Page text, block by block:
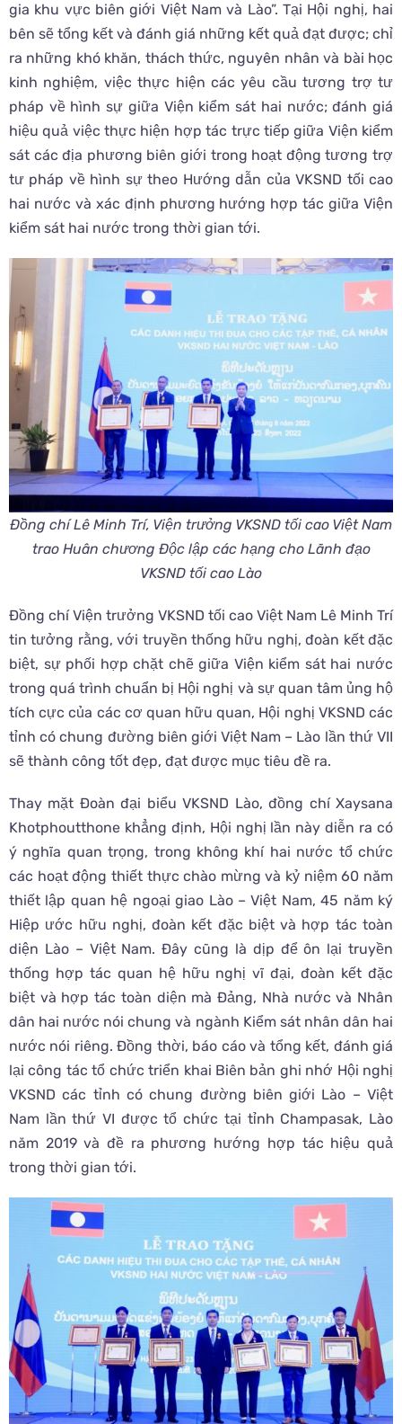
gia khu vực biên giới Việt Nam và Lào”. Tại Hội nghị, hai
bên sẽ tổng kết và đánh giá những kết quả đạt được; chỉ
ra những khó khăn, thách thức, nguyên nhân và bài học
kinh nghiệm, việc thực hiện các yêu cầu tương trợ tư
pháp về hình sự giữa Viện kiểm sát hai nước; đánh giá
hiệu quả việc thực hiện hợp tác trực tiếp giữa Viện kiểm
sát các địa phương biên giới trong hoạt động tương trợ
tư pháp về hình sự theo Hướng dẫn của VKSND tối cao
hai nước và xác định phương hướng hợp tác giữa Viện
kiểm sát hai nước trong thời gian tới.
Đồng chí Lê Minh Trí, Viện trưởng VKSND tối cao Việt Nam
trao Huân chương Độc lập các hạng cho Lãnh đạo
VKSND tối cao Lào
Đồng chí Viện trưởng VKSND tối cao Việt Nam Lê Minh Trí
tin tưởng rằng, với truyền thống hữu nghị, đoàn kết đặc
biệt, sự phối hợp chặt chẽ giữa Viện kiểm sát hai nước
trong quá trình chuẩn bị Hội nghị và sự quan tâm ủng hộ
tích cực của các cơ quan hữu quan, Hội nghị VKSND các
tỉnh có chung đường biên giới Việt Nam – Lào lần thứ VII
sẽ thành công tốt đẹp, đạt được mục tiêu đề ra.
Thay mặt Đoàn đại biểu VKSND Lào, đồng chí Xaysana
Khotphoutthone khẳng định, Hội nghị lần này diễn ra có
ý nghĩa quan trọng, trong không khí hai nước tổ chức
các hoạt động thiết thực chào mừng và kỷ niệm 60 năm
thiết lập quan hệ ngoại giao Lào – Việt Nam, 45 năm ký
Hiệp ước hữu nghị, đoàn kết đặc biệt và hợp tác toàn
diện Lào – Việt Nam. Đây cũng là dịp để ôn lại truyền
thống hợp tác quan hệ hữu nghị vĩ đại, đoàn kết đặc
biệt và hợp tác toàn diện mà Đảng, Nhà nước và Nhân
dân hai nước nói chung và ngành Kiểm sát nhân dân hai
nước nói riêng. Đồng thời, báo cáo và tổng kết, đánh giá
lại công tác tổ chức triển khai Biên bản ghi nhớ Hội nghị
VKSND các tỉnh có chung đường biên giới Lào – Việt
Nam lần thứ VI được tổ chức tại tỉnh Champasak, Lào
năm 2019 và đề ra phương hướng hợp tác hiệu quả
trong thời gian tới.